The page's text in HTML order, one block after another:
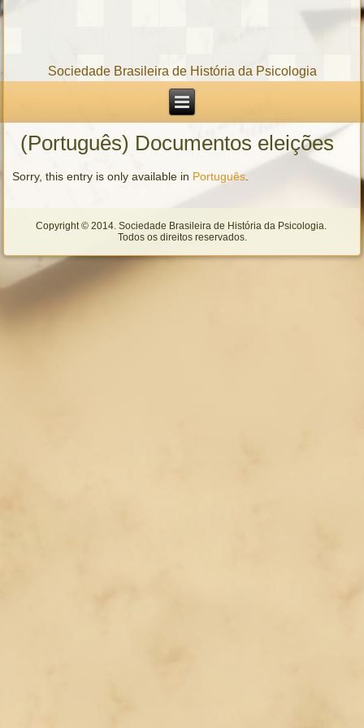
Sociedade Brasileira de História da Psicologia
(Português) Documentos eleições
Sorry, this entry is only available in Português
Copyright © 2014. Sociedade Brasileira de História da Psicologia.
Todos os direitos reservados.